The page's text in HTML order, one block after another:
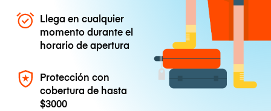
Llega en cualquier
momento durante el
horario de apertura
Protección con
cobertura de hasta
$3000